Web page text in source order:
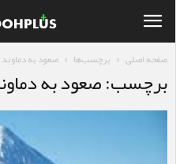
صفحه اصلی برچسب‌ها صعود به دماوند
برچسب: صعود به